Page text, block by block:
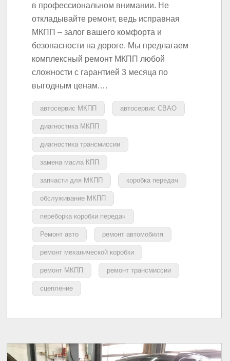
в профессиональном внимании. Не
откладывайте ремонт, ведь исправная
МКПП – залог вашего комфорта и
безопасности на дороге. Мы предлагаем
комплексный ремонт МКПП любой
сложности с гарантией 3 месяца по
выгодным ценам.…
автосервис МКПП автосервис СВАО
диагностика МКПП
диагностика трансмиссии
замена масла КПП
запчасти для МКПП коробка передач
обслуживание МКПП
переборка коробки передач
Ремонт авто ремонт автомобиля
ремонт механической коробки
ремонт МКПП ремонт трансмиссии
сцепление